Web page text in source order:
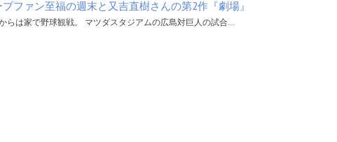
ファン至福の週末と又吉直樹さんの第2作『劇場』
らは家で野球観戦。 マツダスタジアムの広島対巨人の試合…